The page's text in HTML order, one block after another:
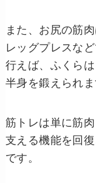
また、お尻の筋
レッグプレスな
行えば、ふくら
半身を鍛えられま
筋トレは単に筋
支える機能を回
です。